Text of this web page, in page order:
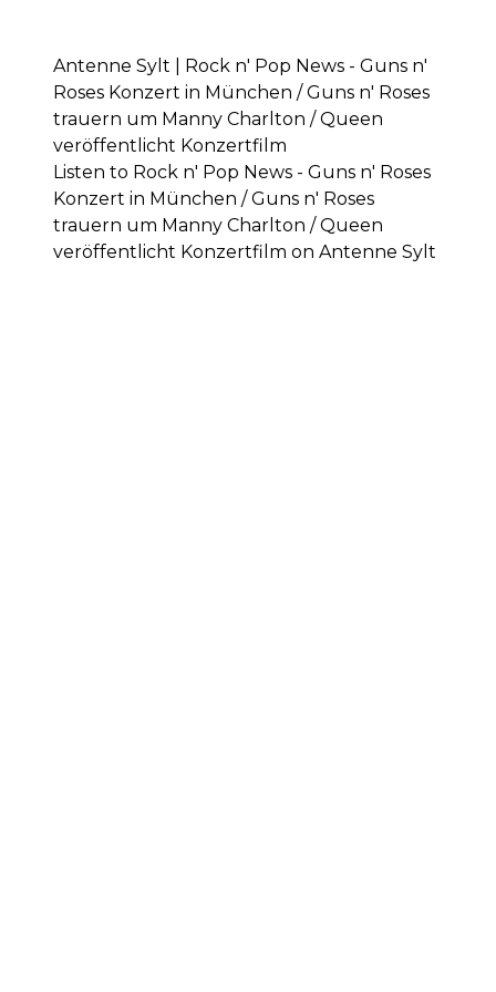
Antenne Sylt | Rock n' Pop News - Guns n'
Roses Konzert in München / Guns n' Roses
trauern um Manny Charlton / Queen
veröffentlicht Konzertfilm
Listen to Rock n' Pop News - Guns n' Roses
Konzert in München / Guns n' Roses
trauern um Manny Charlton / Queen
veröffentlicht Konzertfilm on Antenne Sylt